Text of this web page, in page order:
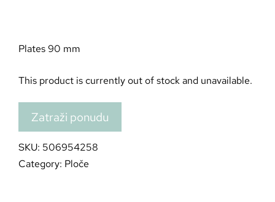
Plates 90 mm
This product is currently out of stock and unavailable.
Zatraži ponudu
SKU: 506954258
Category: Ploče